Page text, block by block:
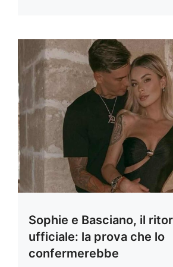
Sophie e Basciano, il
ufficiale: la prova che lo
confermerebbe